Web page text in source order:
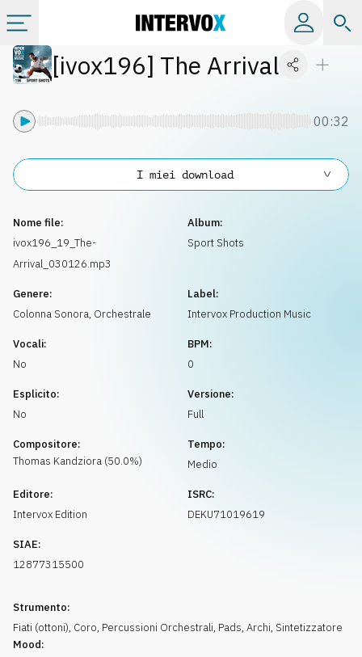
Categorie
Album
Playlist
Licenze
Info
[ivox196] The Arrival
00:32
Nome file:
ivox196_19_The-
Arrival_030126.mp3
Album:
Sport Shots
Genere:
Colonna Sonora, Orchestrale
Label:
Intervox Production Music
Vocali:
No
BPM:
0
Esplicito:
No
Versione:
Full
Compositore:
Thomas Kandziora (50.0%)
Tempo:
Medio
Editore:
Intervox Edition
ISRC:
DEKU71019619
SIAE:
12877315500
Strumento:
Fiati (ottoni), Coro, Percussioni Orchestrali, Pads, Archi, Sintetizzatore
Mood:
I miei download